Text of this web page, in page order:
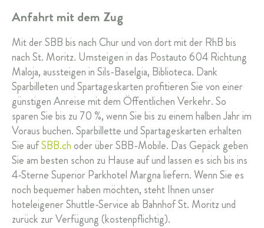
Anfahrt mit dem Zug
Mit der SBB bis nach Chur und von dort mit der RhB bis
nach St. Moritz. Umsteigen in das Postauto 604 Richtung
Maloja, aussteigen in Sils-Baselgia, Biblioteca. Dank
Sparbilleten und Spartageskarten profitieren Sie von einer
günstigen Anreise mit dem Öffentlichen Verkehr. So
sparen Sie bis zu 70 %, wenn Sie bis zu einem halben Jahr im
Voraus buchen. Sparbillette und Spartageskarten erhalten
Sie aufSBB.ch oder über SBB-Mobile. Das Gepäck geben
Sie am besten schon zu Hause auf und lassen es sich bis ins
4-Sterne Superior Parkhotel Margna liefern. Wenn Sie es
noch bequemer haben möchten, steht Ihnen unser
hoteleigener Shuttle-Service ab Bahnhof St. Moritz und
zurück zur Verfügung (kostenpflichtig).